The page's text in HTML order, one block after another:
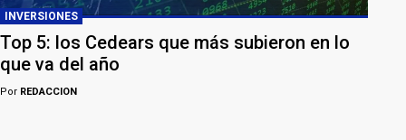
INVERSIONES
Top 5: los Cedears que más subieron en lo
que va del año
Por REDACCION